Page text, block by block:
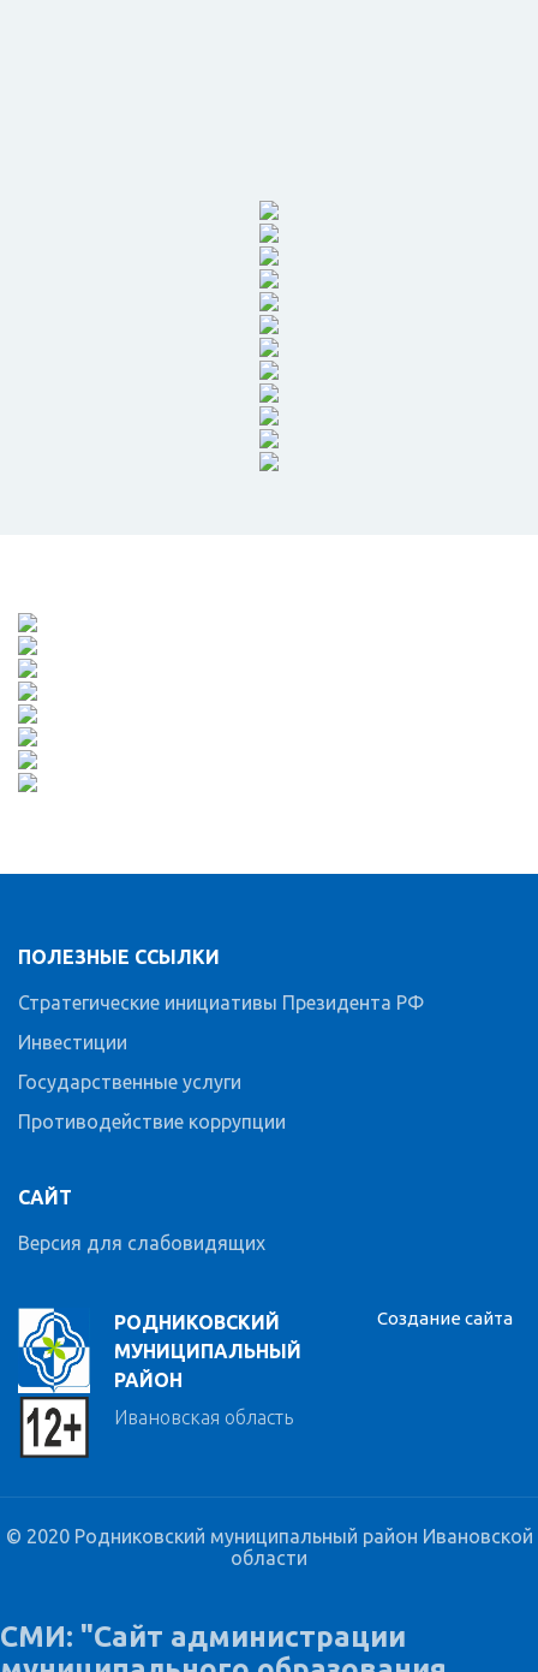
РОДНИКОВСКИЙ
МУНИЦИПАЛЬНЫЙ
РАЙОН
Ивановская область
ПОЛЕЗНЫЕ ССЫЛКИ
Стратегические инициативы Президента РФ
Инвестиции
Государственные услуги
Противодействие коррупции
САЙТ
Версия для слабовидящих
Создание сайта
© 2020 Родниковский муниципальный район Ивановской
области
СМИ: "Сайт администрации